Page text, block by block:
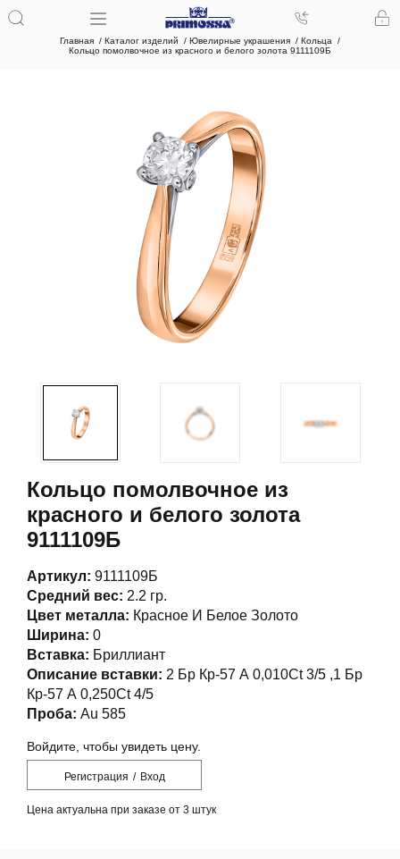
Главная Каталог изделий Ювелирные украшения
Кольца
Кольцо помолвочное из красного и белого золота 9111109Б
Кольцо помолвочное из
красного и белого золота
9111109Б
Артикул: 9111109Б
Средний вес: 2.2 гр.
Цвет металла: Красное И Белое Золото
Ширина: 0
Вставка: Бриллиант
Описание вставки: 2 Бр Кр-57 А 0,010Ct 3/5 ,1 Бр
Кр-57 А 0,250Ct 4/5
Проба: Au 585
Войдите, чтобы увидеть цену.
Регистрация / Вход
Цена актуальна при заказе от 3 штук